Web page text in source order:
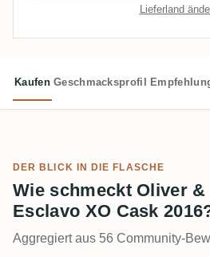
Lieferland
Kaufen Geschmacksprofil
DER BLICK IN DIE FLASCHE
Wie schmeckt Oliver
Esclavo XO Cask
Aggregiert aus 56 Community-